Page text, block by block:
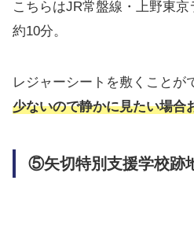
こちらはJR常盤線・上野東
約10分。
レジャーシートを敷くことが
少ないので静かに見たい場合
⑤矢切特別支援学校跡